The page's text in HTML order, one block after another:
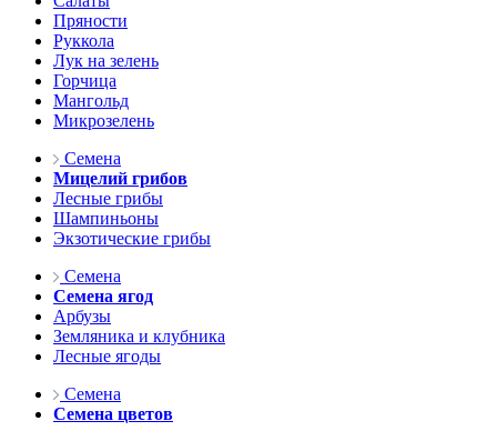
Пряности
Руккола
Лук на зелень
Горчица
Мангольд
Микрозелень
Семена
Мицелий грибов
Лесные грибы
Шампиньоны
Экзотические грибы
Семена
Семена ягод
Арбузы
Земляника и клубника
Лесные ягоды
Семена
Семена цветов